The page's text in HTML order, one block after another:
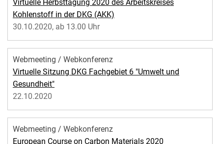
Virtuelle Herbsttagung 2020 des Arbeitskreises
Kohlenstoff in der DKG (AKK)
30.10.2020, ab 13.00 Uhr
Webmeeting / Webkonferenz
Virtuelle Sitzung DKG Fachgebiet 6 "Umwelt und
Gesundheit"
22.10.2020
Webmeeting / Webkonferenz
European Course on Carbon Materials 2020